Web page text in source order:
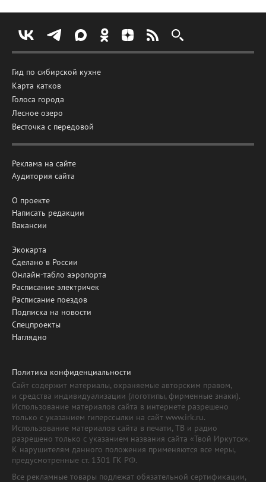
Гид по сибирской кухне
Карта катков
Голоса города
Лесное озеро
Весточка с передовой
Реклама на сайте
Аудитория сайта
О проекте
Написать редакции
Вакансии
Экокарта
Сделано в России
Онлайн-табло аэропорта
Расписание электричек
Расписание поездов
Подписка на новости
Спецпроекты
Наглядно
Политика конфиденциальности
Сайт содержит материалы, охраняемые авторским правом,
и средства индивидуализации (логотипы, фирменные знаки).
Использование материалов сайта в интернете разрешено
только с указанием гиперссылки на сайт www.irk.ru.
Использование материалов сайта в печати, ТВ и радио
разрешено только с указанием названия сайта «Твой Иркутск».
К нарушителям данного положения применяются все меры,
предусмотренные ст. 1301 ГК РФ.
Все рекламные товары подлежат обязательной сертификации,